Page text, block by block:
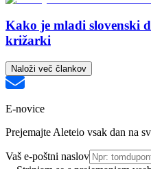
Kako je mladi slovenski
križarki
Naloži več člankov
E-novice
Prejemajte Aleteio vsak dan na
Vaš e-poštni naslov